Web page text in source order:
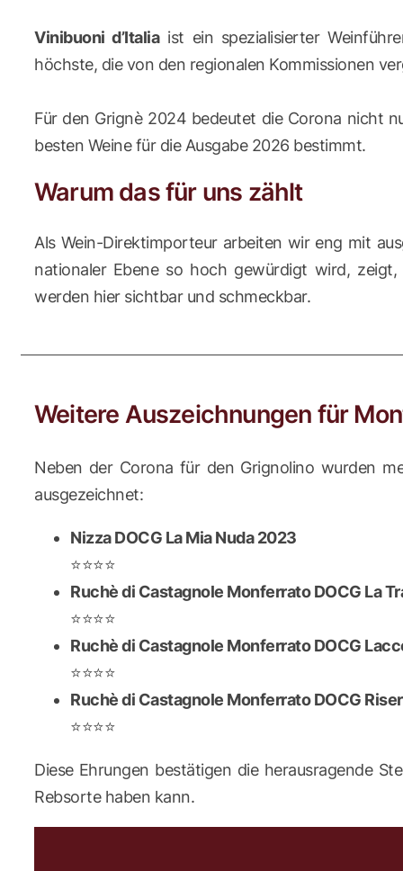
Vinibuoni d’Italiaist ein spezialisierter
höchste, die von den regionalen Kommissionen
Für den Grignè 2024 bedeutet die Corona nicht
besten Weine für die Ausgabe 2026 bestimmt.
Warum das für uns zählt
Als Wein-Direktimporteur arbeiten wir eng mit
nationaler Ebene so hoch gewürdigt wird,
werden hier sichtbar und schmeckbar.
Weitere Auszeichnungen für
Neben der Corona für den Grignolino wurden
ausgezeichnet:
Nizza DOCG La Mia Nuda 2023
⭐⭐⭐⭐
Ruchè di Castagnole Monferrato DOCG La
⭐⭐⭐⭐
Ruchè di Castagnole Monferrato DOCG
⭐⭐⭐⭐
Ruchè di Castagnole Monferrato DOCG
⭐⭐⭐⭐
Diese Ehrungen bestätigen die herausragende
Rebsorte haben kann.